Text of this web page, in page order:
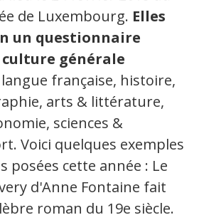
de Luxembourg. Elles
un questionnaire
générale
langue française, histoire,
arts & littérature,
sciences &
Voici quelques exemples
posées cette année : Le
d'Anne Fontaine fait
roman du 19e siècle.